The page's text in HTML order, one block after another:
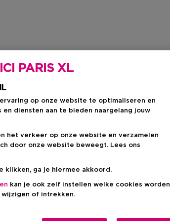
ICI PARIS XL
op onze website te optimaliseren en
diensten aan te bieden naargelang jouw
het verkeer op onze website en verzamelen
door onze website beweegt. Lees ons
klikken, ga je hiermee akkoord.
kan je ook zelf instellen welke cookies worden
of intrekken.